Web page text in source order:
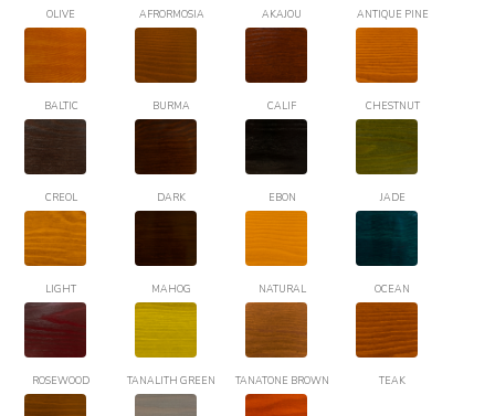
OLIVE AFRORMOSIA AKAJOU ANTIQUE PINE
BALTIC BURMA CALIF CHESTNUT
CREOL DARK EBON JADE
LIGHT MAHOG NATURAL OCEAN
ROSEWOOD TANALITH GREEN TANATONE BROWN TEAK